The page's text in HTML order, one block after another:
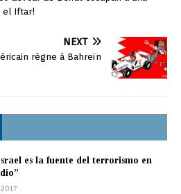
el Iftar!
NEXT
règne à Bahreïn
es la fuente del terrorismo en